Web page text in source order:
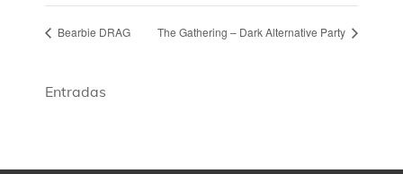
Bearbie DRAG The Gathering – Dark Alternative Party
Entradas